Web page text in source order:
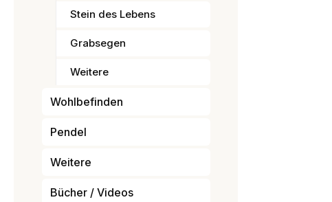
Stein des Lebens
Grabsegen
Weitere
Wohlbefinden
Pendel
Weitere
Bücher / Videos